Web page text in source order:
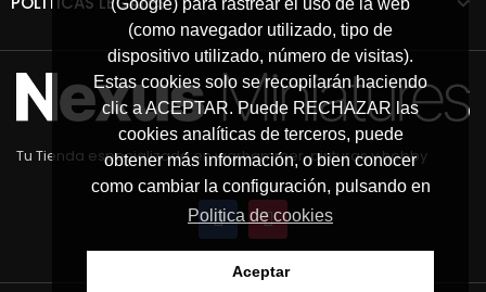
(Google) para rastrear el uso de la web
(como navegador utilizado, tipo de
dispositivo utilizado, número de visitas).
Estas cookies solo se recopilarán haciendo
clic a ACEPTAR. Puede RECHAZAR las
cookies analíticas de terceros, puede
obtener más información, o bien conocer
como cambiar la configuración, pulsando en
Politica de cookies
Aceptar
Tu Tienda especializada en warhammer, pinturas y hobby